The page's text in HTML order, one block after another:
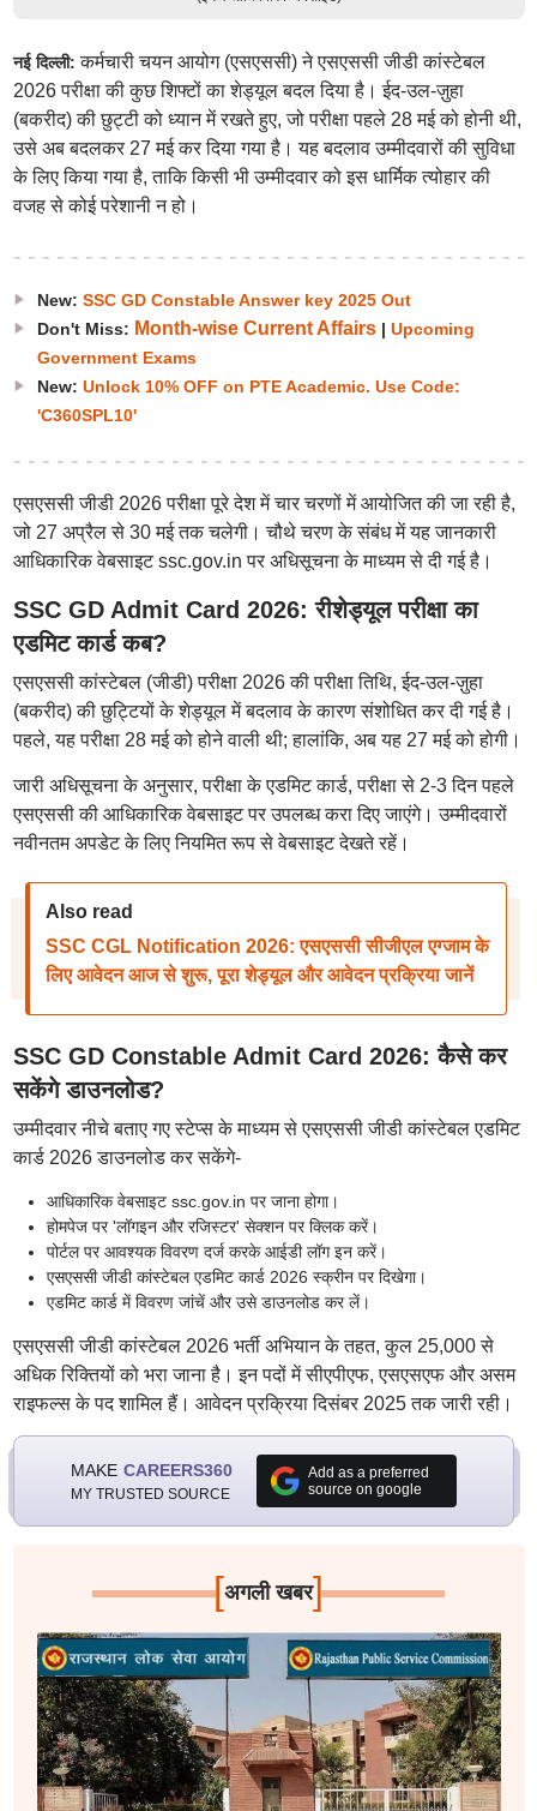
नई दिल्ली:कर्मचारी चयन आयोग (एसएससी) ने एसएससी जीडी कांस्टेबल
2026 परीक्षा की कुछ शिफ्टों का शेड्यूल बदल दिया है। ईद-उल-ज़ुहा
(बकरीद) की छुट्टी को ध्यान में रखते हुए, जो परीक्षा पहले 28 मई को होनी थी,
उसे अब बदलकर 27 मई कर दिया गया है। यह बदलाव उम्मीदवारों की सुविधा
के लिए किया गया है, ताकि किसी भी उम्मीदवार को इस धार्मिक त्योहार की
वजह से कोई परेशानी न हो।
New: SSC GD Constable Answer key 2025 Out
Don't Miss: Month-wise Current Affairs| Upcoming
Government Exams
New: Unlock 10% OFF on PTE Academic. Use Code:
'C360SPL10'
एसएससी जीडी 2026 परीक्षा पूरे देश में चार चरणों में आयोजित की जा रही है,
जो 27 अप्रैल से 30 मई तक चलेगी। चौथे चरण के संबंध में यह जानकारी
आधिकारिक वेबसाइट ssc.gov.in पर अधिसूचना के माध्यम से दी गई है।
SSC GD Admit Card 2026: रीशेड्यूल परीक्षा का
एडमिट कार्ड कब?
एसएससी कांस्टेबल (जीडी) परीक्षा 2026 की परीक्षा तिथि, ईद-उल-ज़ुहा
(बकरीद) की छुट्टियों के शेड्यूल में बदलाव के कारण संशोधित कर दी गई है।
पहले, यह परीक्षा 28 मई को होने वाली थी; हालांकि, अब यह 27 मई को होगी।
जारी अधिसूचना के अनुसार, परीक्षा के एडमिट कार्ड, परीक्षा से 2-3 दिन पहले
एसएससी की आधिकारिक वेबसाइट पर उपलब्ध करा दिए जाएंगे। उम्मीदवारों
नवीनतम अपडेट के लिए नियमित रूप से वेबसाइट देखते रहें।
Also read
SSC CGL Notification 2026: एसएससी सीजीएल एग्जाम के
लिए आवेदन आज से शुरू, पूरा शेड्यूल और आवेदन प्रक्रिया जानें
SSC GD Constable Admit Card 2026: कैसे कर
सकेंगे डाउनलोड?
उम्मीदवार नीचे बताए गए स्टेप्स के माध्यम से एसएससी जीडी कांस्टेबल एडमिट
कार्ड 2026 डाउनलोड कर सकेंगे-
आधिकारिक वेबसाइट ssc.gov.in पर जाना होगा।
होमपेज पर 'लॉगइन और रजिस्टर' सेक्शन पर क्लिक करें।
पोर्टल पर आवश्यक विवरण दर्ज करके आईडी लॉग इन करें।
एसएससी जीडी कांस्टेबल एडमिट कार्ड 2026 स्क्रीन पर दिखेगा।
एडमिट कार्ड में विवरण जांचें और उसे डाउनलोड कर लें।
एसएससी जीडी कांस्टेबल 2026 भर्ती अभियान के तहत, कुल 25,000 से
अधिक रिक्तियों को भरा जाना है। इन पदों में सीएपीएफ, एसएसएफ और असम
राइफल्स के पद शामिल हैं। आवेदन प्रक्रिया दिसंबर 2025 तक जारी रही।
MAKE CAREERS360
MY TRUSTED SOURCE
Add as a preferred
source on google
[अगली खबर]